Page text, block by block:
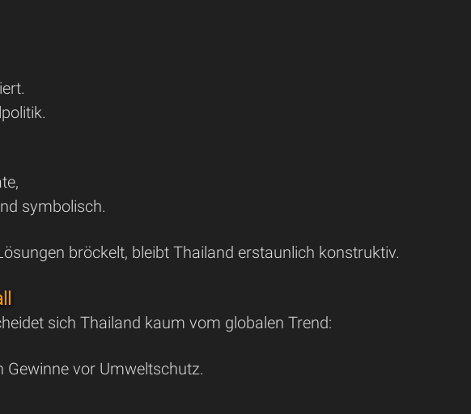
symbolisch.
bröckelt, bleibt Thailand erstaunlich konstruktiv.
sich Thailand kaum vom globalen Trend:
Gewinne vor Umweltschutz.